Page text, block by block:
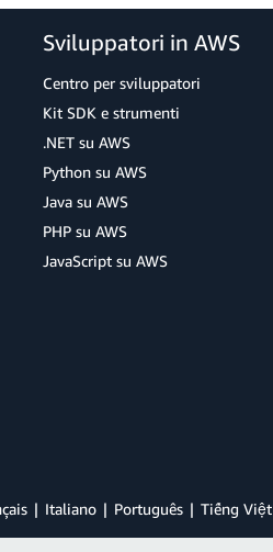
Sviluppatori in AWS
Centro per sviluppatori
Kit SDK e strumenti
.NET su AWS
Python su AWS
Java su AWS
PHP su AWS
JavaScript su AWS
Italiano Português Tiếng Việt